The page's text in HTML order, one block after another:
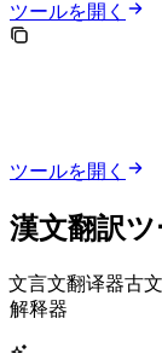
ツールを開く
ツールを開く
漢文翻訳
A local Classical Chinese
解释器 workflows.